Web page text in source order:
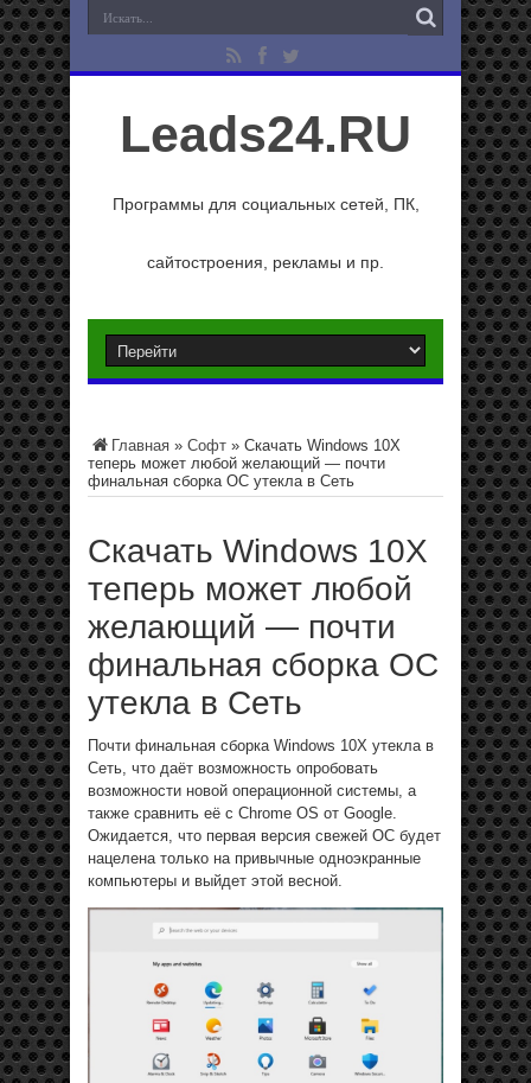
Leads24.RU
Программы для социальных сетей, ПК,
сайтостроения, рекламы и пр.
Главная » Софт » Скачать Windows 10X
теперь может любой желающий — почти
финальная сборка ОС утекла в Сеть
Скачать Windows 10X
теперь может любой
желающий — почти
финальная сборка ОС
утекла в Сеть
Почти финальная сборка Windows 10X утекла в
Сеть, что даёт возможность опробовать
возможности новой операционной системы, а
также сравнить её с Chrome OS от Google.
Ожидается, что первая версия свежей ОС будет
нацелена только на привычные одноэкранные
компьютеры и выйдет этой весной.